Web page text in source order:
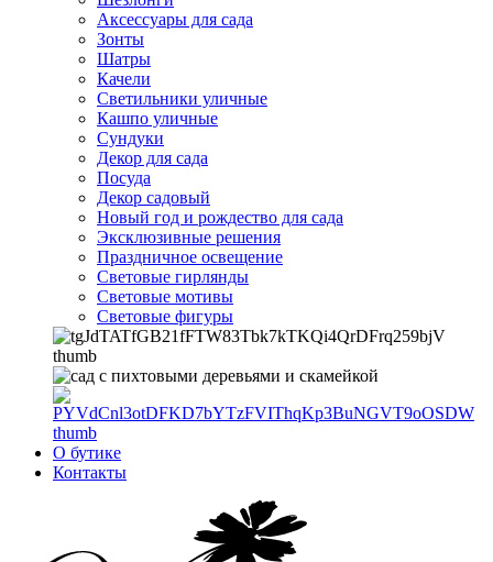
Аксессуары для сада
Зонты
Шатры
Качели
Cветильники уличные
Кашпо уличные
Сундуки
Декор для сада
Посуда
Декор садовый
Новый год и рождество для сада
Эксклюзивные решения
Праздничное освещение
Световые гирлянды
Световые мотивы
Световые фигуры
О бутике
Контакты